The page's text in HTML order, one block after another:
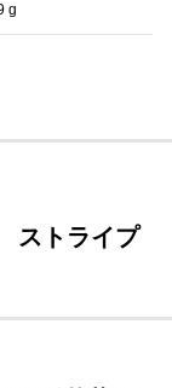
g
ストライプ